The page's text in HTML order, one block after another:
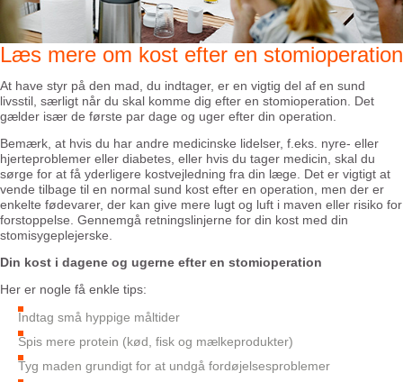
Læs mere om kost efter en stomioperation
At have styr på den mad, du indtager, er en vigtig del af en sund
livsstil, særligt når du skal komme dig efter en stomioperation. Det
gælder især de første par dage og uger efter din operation.
Bemærk, at hvis du har andre medicinske lidelser, f.eks. nyre- eller
hjerteproblemer eller diabetes, eller hvis du tager medicin, skal du
sørge for at få yderligere kostvejledning fra din læge. Det er vigtigt at
vende tilbage til en normal sund kost efter en operation, men der er
enkelte fødevarer, der kan give mere lugt og luft i maven eller risiko for
forstoppelse. Gennemgå retningslinjerne for din kost med din
stomisygeplejerske.
Din kost i dagene og ugerne efter en stomioperation
Her er nogle få enkle tips:
Indtag små hyppige måltider
Spis mere protein (kød, fisk og mælkeprodukter)
Tyg maden grundigt for at undgå fordøjelsesproblemer